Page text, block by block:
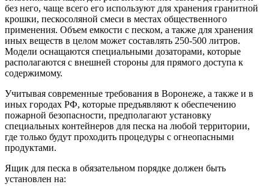
без него, чаще всего его используют для хранения гранитной
крошки, пескосоляной смеси в местах общественного
применения. Объем емкости с песком, а также для хранения
иных веществ в целом может составлять 250-500 литров.
Модели оснащаются специальными дозаторами, которые
располагаются с внешней стороны для прямого доступа к
содержимому.
Учитывая современные требования в Воронеже, а также и в
иных городах РФ, которые предъявляют к обеспечению
пожарной безопасности, предполагают установку
специальных контейнеров для песка на любой территории,
где только будут проходить процедуры с огнеопасными
продуктами.
Ящик для песка в обязательном порядке должен быть
установлен на: